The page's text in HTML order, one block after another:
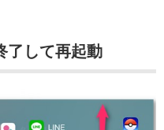
了して再起動